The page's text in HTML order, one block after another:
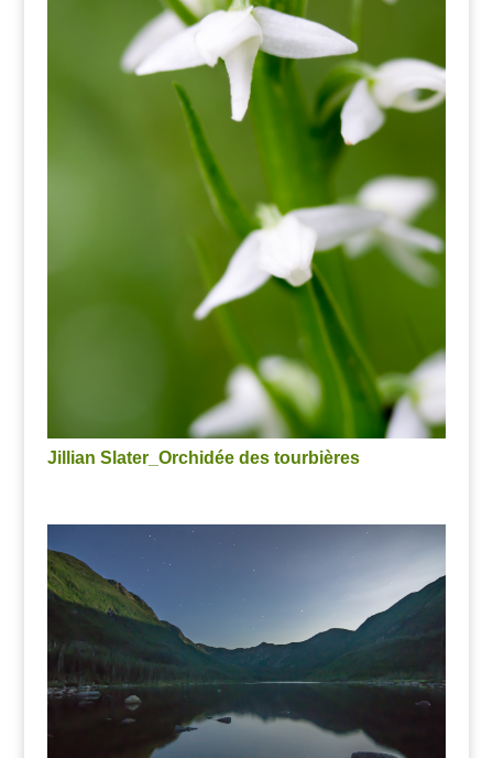
Jillian Slater_Orchidée des tourbières